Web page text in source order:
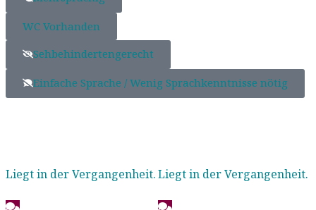
WC Vorhanden
Sehbehindertengerecht
Einfache Sprache / Wenig Sprachkenntnisse nötig
Liegt in der Vergangenheit.Liegt in der Vergangenheit.